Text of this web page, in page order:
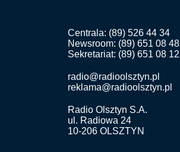
Centrala: (89) 526 44 34
Newsroom: (89) 651 08 48
Sekretariat: (89) 651 08 12
radio@radioolsztyn.pl
reklama@radioolsztyn.pl
Radio Olsztyn S.A.
ul. Radiowa 24
10-206 OLSZTYN